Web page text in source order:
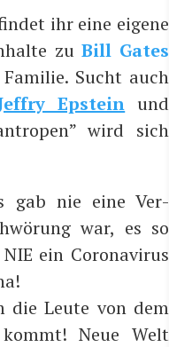
ihr eine eige­ne
zuBill Gates
Sucht auch
Epstein und
wird sich
gab nie eine Ver­
war, es so
ein Coro­na­vi­rus
die Leu­te von dem
Neue Welt